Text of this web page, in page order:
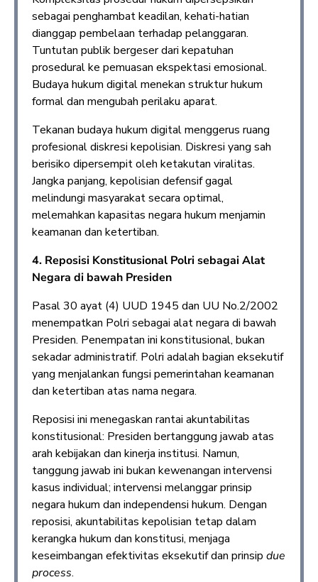
sebagai penghambat keadilan, kehati-hatian
dianggap pembelaan terhadap pelanggaran.
Tuntutan publik bergeser dari kepatuhan
prosedural ke pemuasan ekspektasi emosional.
Budaya hukum digital menekan struktur hukum
formal dan mengubah perilaku aparat.
Tekanan budaya hukum digital menggerus ruang
profesional diskresi kepolisian. Diskresi yang sah
berisiko dipersempit oleh ketakutan viralitas.
Jangka panjang, kepolisian defensif gagal
melindungi masyarakat secara optimal,
melemahkan kapasitas negara hukum menjamin
keamanan dan ketertiban.
4. Reposisi Konstitusional Polri sebagai Alat
Negara di bawah Presiden
Pasal 30 ayat (4) UUD 1945 dan UU No.2/2002
menempatkan Polri sebagai alat negara di bawah
Presiden. Penempatan ini konstitusional, bukan
sekadar administratif. Polri adalah bagian eksekutif
yang menjalankan fungsi pemerintahan keamanan
dan ketertiban atas nama negara.
Reposisi ini menegaskan rantai akuntabilitas
konstitusional: Presiden bertanggung jawab atas
arah kebijakan dan kinerja institusi. Namun,
tanggung jawab ini bukan kewenangan intervensi
kasus individual; intervensi melanggar prinsip
negara hukum dan independensi hukum. Dengan
reposisi, akuntabilitas kepolisian tetap dalam
kerangka hukum dan konstitusi, menjaga
keseimbangan efektivitas eksekutif dan prinsip due
process.